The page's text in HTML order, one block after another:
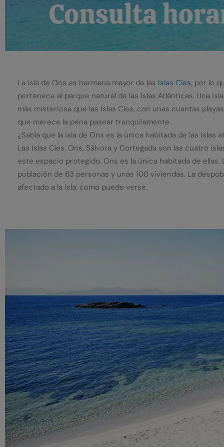
La isla de Ons es hermana mayor de las Islas Cíes, por lo
pertenece al parque natural de las Islas Atlánticas. Una
más misteriosa que las Islas Cíes, con unas cuantas
que merece la pena pasear tranquilamente.
¿Sabía que la isla de Ons es la única habitada de las islas
Las Islas Cíes, Ons, Sálvora y Cortegada son las cuatro
este espacio protegido. Ons es la única habitada de ellas.
población de 63 personas y unas 100 viviendas. La
afectado a la isla, como puede verse.